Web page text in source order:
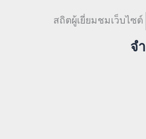
สถิตผู้เยี่ยมชมเว็บไซต์
จ